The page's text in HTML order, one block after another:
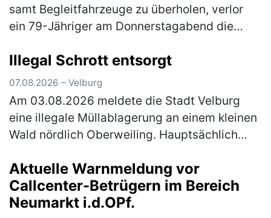
samt Begleitfahrzeuge zu überholen, verlor
ein 79-Jähriger am Donnerstagabend die
der Staatsstraße 2660 von Neumar…
Illegal Schrott entsorgt
07.08.2026 – Velburg
Am 03.08.2026 meldete die Stadt Velburg
eine illegale Müllablagerung an einem kleinen
Wald nördlich Oberweiling. Hauptsächlich
Kinderwägen und ausgeschlac…(mehr)
Aktuelle Warnmeldung vor
Callcenter-Betrügern im Bereich
Neumarkt i.d.OPf.